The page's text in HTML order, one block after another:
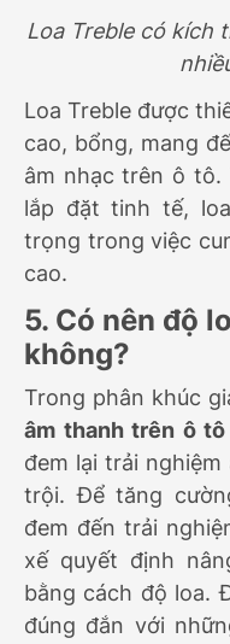
Loa Treble có kích
Loa Treble được
cao, bổng, mang
âm nhạc trên ô
lắp đặt tinh tế,
trọng trong việc
cao.
5. Có nên độ
không?
Trong phân khúc
âm thanh trên ô tô
đem lại trải
trội. Để tăng
đem đến trải
xế quyết định
bằng cách độ loa.
đúng đắn với